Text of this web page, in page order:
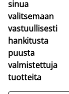
sinua
valitsemaan
vastuullisesti
hankitusta
puusta
valmistettuja
tuotteita